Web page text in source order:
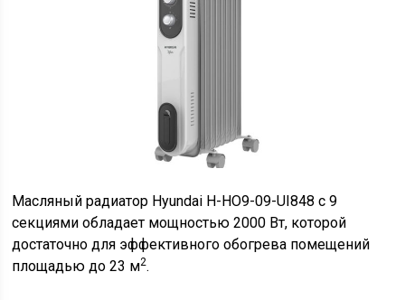
Масляный радиатор Hyundai H-HO9-09-UI848 с 9
секциями обладает мощностью 2000 Вт, которой
достаточно для эффективного обогрева помещений
площадью до 23 м2.